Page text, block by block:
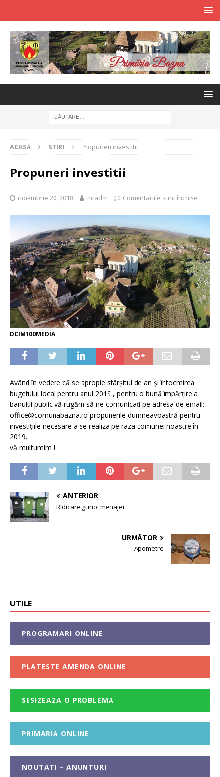
ACASĂ STIRI Propuneri investitii
Propuneri investitii
noiembrie 20, 2018 tntadm Comentariile sunt închise
DCIM100MEDIA
Având în vedere că se apropie sfârșitul de an și întocmirea
bugetului local pentru anul 2019 , pentru o bună împărțire a
banului public vă rugăm să ne comunicați pe adresa de email:
office@comunabazna.ro propunerile dumneavoastră pentru
investițiile necesare a se realiza pe raza comunei noastre în
2019.
vă multumim !
ANTERIOR
Ridicare gunoi menajer
URMĂTOR
Apometre
UTILE
PROGRAMARI ONLINE
PLATESTE AMENDA ONLINE
SESIZEAZA O PROBLEMA
PRIMARIA ONLINE
NOUTATI – ANUNTURI